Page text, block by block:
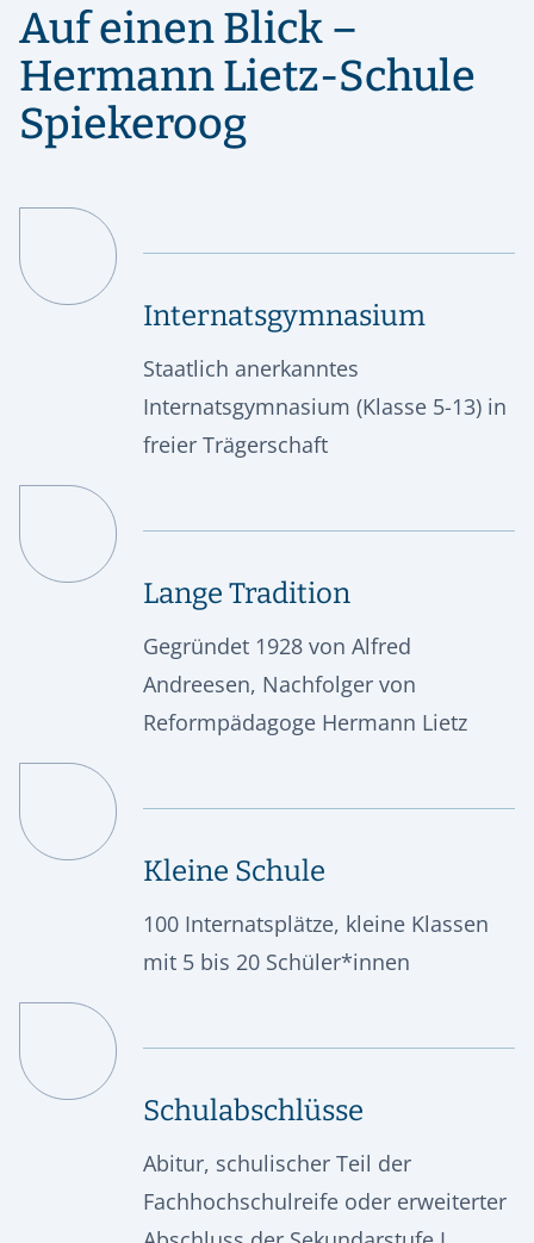
Auf einen Blick –
Hermann Lietz-Schule
Spiekeroog
Internatsgymnasium
Staatlich anerkanntes
Internatsgymnasium (Klasse 5-13) in
freier Trägerschaft
Lange Tradition
Gegründet 1928 von Alfred
Andreesen, Nachfolger von
Reformpädagoge Hermann Lietz
Kleine Schule
100 Internatsplätze, kleine Klassen
mit 5 bis 20 Schüler*innen
Schulabschlüsse
Abitur, schulischer Teil der
Fachhochschulreife oder erweiterter